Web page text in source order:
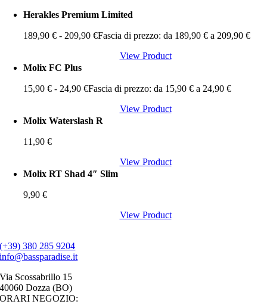
Herakles Premium Limited
189,90€ - 209,90€Fascia di prezzo: da 189,90 € a 209,90 €
View Product
Molix FC Plus
15,90€ - 24,90€Fascia di prezzo: da 15,90 € a 24,90 €
View Product
Molix Waterslash R
11,90€
View Product
Molix RT Shad 4″ Slim
9,90€
View Product
(+39) 380 285 9204
info@bassparadise.it
Via Scossabrillo 15
40060 Dozza (BO)
ORARI NEGOZIO: